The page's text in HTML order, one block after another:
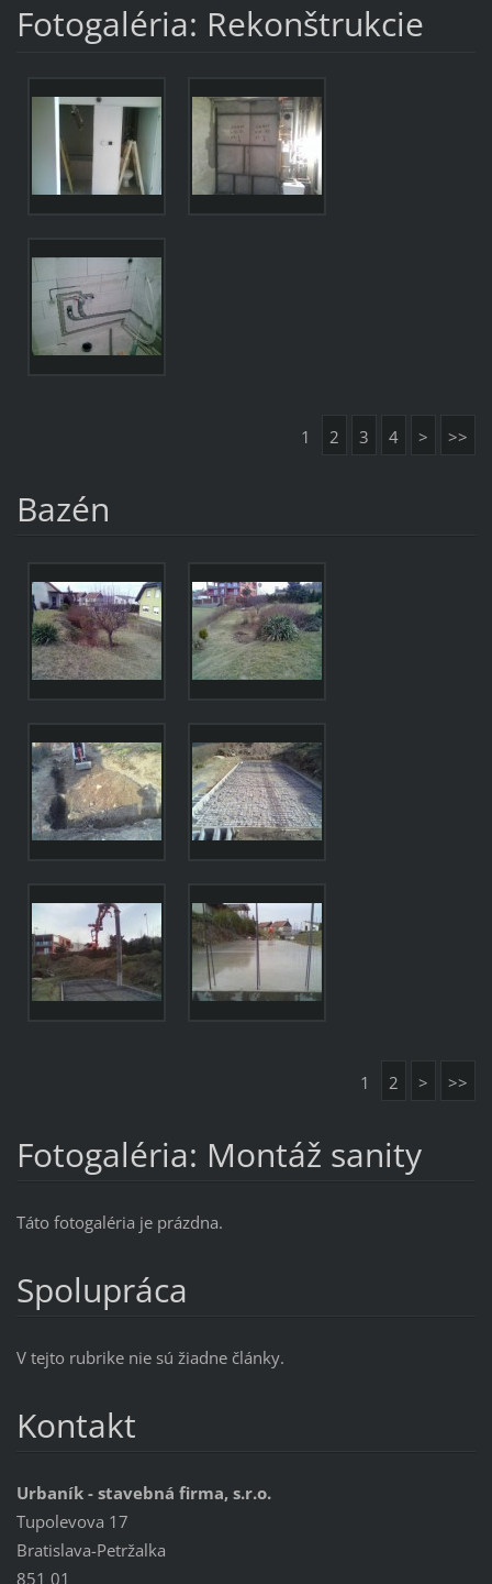
Fotogaléria: Rekonštrukcie
1 2 3 4 > >>
Bazén
1 2 > >>
Fotogaléria: Montáž sanity
Táto fotogaléria je prázdna.
Spolupráca
V tejto rubrike nie sú žiadne články.
Kontakt
Urbaník - stavebná firma, s.r.o.
Tupolevova 17
Bratislava-Petržalka
851 01